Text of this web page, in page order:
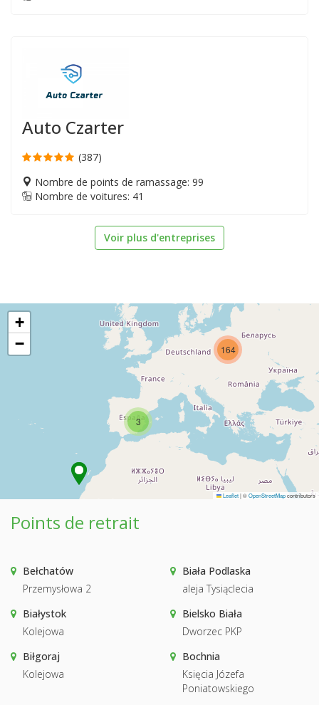
Auto Czarter
(387)
Nombre de points de ramassage: 99
Nombre de voitures: 41
Voir plus d'entreprises
3
164
+
−
Leaflet|©OpenStreetMapcontributors
Points de retrait
Bełchatów
Przemysłowa 2
Biała Podlaska
aleja Tysiąclecia
Białystok
Kolejowa
Bielsko Biała
Dworzec PKP
Biłgoraj
Kolejowa
Bochnia
Księcia Józefa
Poniatowskiego